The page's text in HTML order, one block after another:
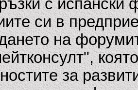
с испански
си в
на
за